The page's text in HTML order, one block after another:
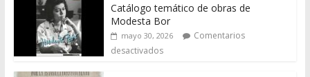
Catálogo temático de obras de
Modesta Bor
mayo 30, 2026
Comentarios
desactivados